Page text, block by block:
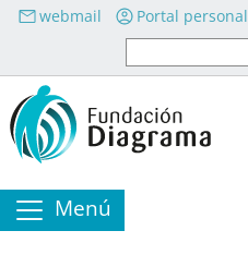
Pasar al contenido principal
webmail Portal personal
Menú